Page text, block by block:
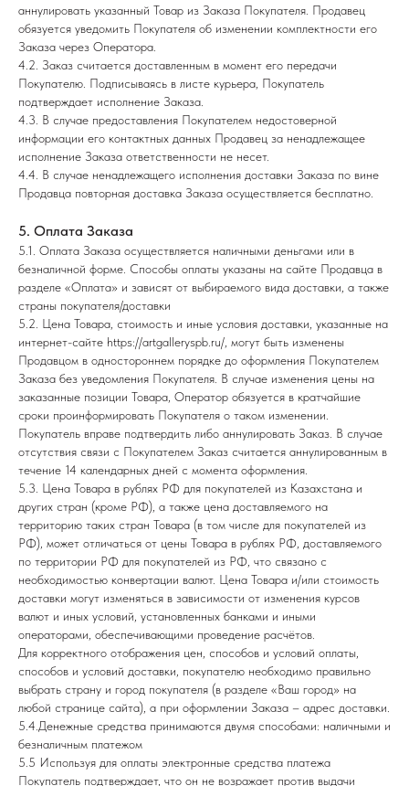
аннулировать указанный Товар из Заказа Покупателя. Продавец
обязуется уведомить Покупателя об изменении комплектности его
Заказа через Оператора.
4.2. Заказ считается доставленным в момент его передачи
Покупателю. Подписываясь в листе курьера, Покупатель
подтверждает исполнение Заказа.
4.3. В случае предоставления Покупателем недостоверной
информации его контактных данных Продавец за ненадлежащее
исполнение Заказа ответственности не несет.
4.4. В случае ненадлежащего исполнения доставки Заказа по вине
Продавца повторная доставка Заказа осуществляется бесплатно.
5. Оплата Заказа
5.1. Оплата Заказа осуществляется наличными деньгами или в
безналичной форме. Способы оплаты указаны на сайте Продавца в
разделе «Оплата» и зависят от выбираемого вида доставки, а также
страны покупателя/доставки
5.2. Цена Товара, стоимость и иные условия доставки, указанные на
интернет-сайте https://artgalleryspb.ru/ , могут быть изменены
Продавцом в одностороннем порядке до оформления Покупателем
Заказа без уведомления Покупателя. В случае изменения цены на
заказанные позиции Товара, Оператор обязуется в кратчайшие
сроки проинформировать Покупателя о таком изменении.
Покупатель вправе подтвердить либо аннулировать Заказ. В случае
отсутствия связи с Покупателем Заказ считается аннулированным в
течение 14 календарных дней с момента оформления.
5.3. Цена Товара в рублях РФ для покупателей из Казахстана и
других стран (кроме РФ), а также цена доставляемого на
территорию таких стран Товара (в том числе для покупателей из
РФ), может отличаться от цены Товара в рублях РФ, доставляемого
по территории РФ для покупателей из РФ, что связано с
необходимостью конвертации валют. Цена Товара и/или стоимость
доставки могут изменяться в зависимости от изменения курсов
валют и иных условий, установленных банками и иными
операторами, обеспечивающими проведение расчётов.
Для корректного отображения цен, способов и условий оплаты,
способов и условий доставки, покупателю необходимо правильно
выбрать страну и город покупателя (в разделе «Ваш город» на
любой странице сайта), а при оформлении Заказа – адрес доставки.
5.4.Денежные средства принимаются двумя способами: наличными и
безналичным платежом
5.5 Используя для оплаты электронные средства платежа
Покупатель подтверждает, что он не возражает против выдачи